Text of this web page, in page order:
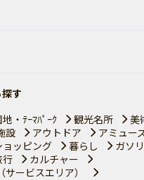
す
・ﾃｰﾏﾊﾟｰｸ 観光名所
美
設
アウトドア
アミュー
ョッピング 暮らし
ガソ
行
カルチャー
サービスエリア）